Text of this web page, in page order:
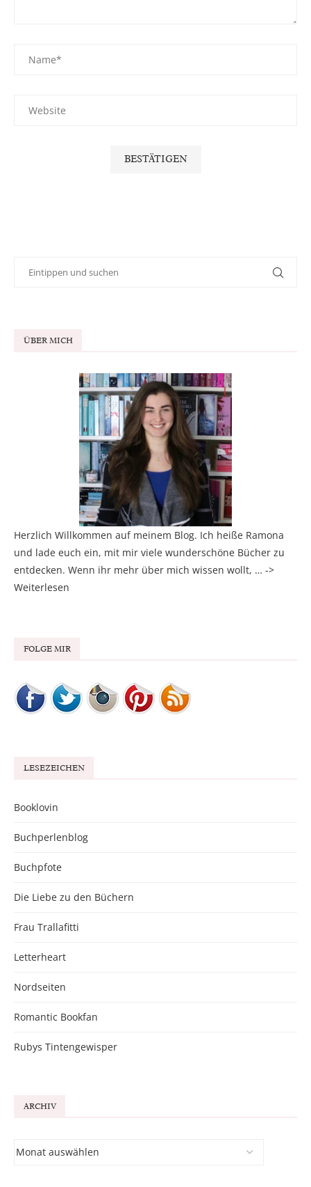
ÜBER MICH
Herzlich Willkommen auf meinem Blog. Ich heiße Ramona
und lade euch ein, mit mir viele wunderschöne Bücher zu
entdecken. Wenn ihr mehr über mich wissen wollt, … ->
Weiterlesen
FOLGE MIR
LESEZEICHEN
Booklovin
Buchperlenblog
Buchpfote
Die Liebe zu den Büchern
Frau Trallafitti
Letterheart
Nordseiten
Romantic Bookfan
Rubys Tintengewisper
ARCHIV